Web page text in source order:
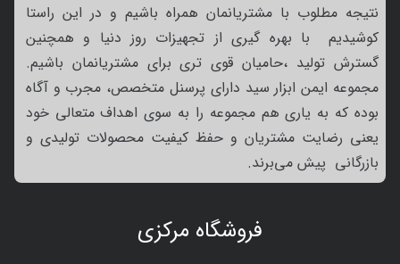
فروشگاه مرکزی
نتیجه مطلوب با مشتریانمان همراه باشیم و در این راستا
کوشیدیم با بهره گیری از تجهیزات روز دنیا و همچنین
گسترش تولید ،حامیان قوی تری برای مشتریانمان باشیم.
مجموعه ایمن ابزار سید دارای پرسنل متخصص، مجرب و آگاه
بوده که به یاری هم مجموعه را به سوی اهداف متعالی خود
یعنی رضایت مشتریان و حفظ کیفیت محصولات تولیدی و
بازرگانی پیش می‌برند.